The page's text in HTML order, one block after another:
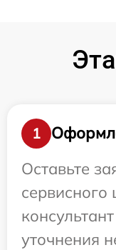
1
Оставьте
уточнения